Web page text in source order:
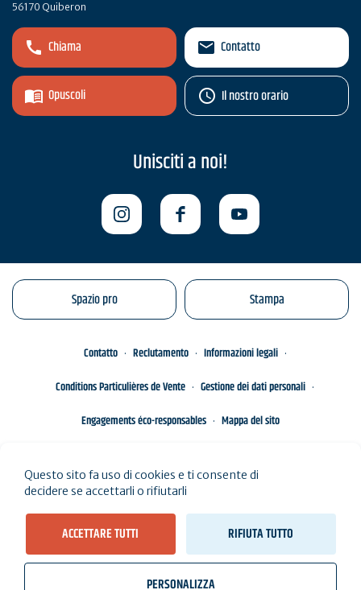
56170 Quiberon
Chiama
Opuscoli
Contatto
Il nostro orario
Unisciti a noi!
Spazio pro Stampa
Contatto Reclutamento
Informazioni legali
Conditions Particulières de Vente
Gestione dei dati personali
Engagements éco-responsables
Mappa del sito
Questo sito fa uso di cookies e ti consente di
decidere se accettarli o rifiutarli
ACCETTARE TUTTI RIFIUTA TUTTO
PERSONALIZZA